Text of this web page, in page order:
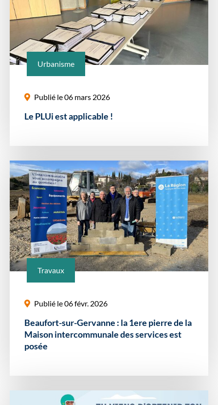
Urbanisme
Publié le 06 mars 2026
Le PLUi est applicable !
Travaux
Publié le 06 févr. 2026
Beaufort-sur-Gervanne : la 1ere pierre de la
Maison intercommunale des services est
posée